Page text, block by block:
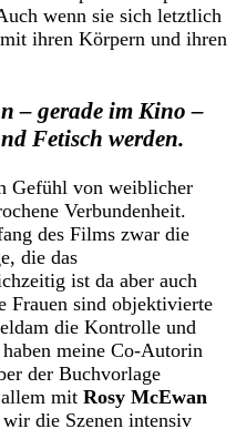
wenn sie sich letztlich
ihren Körpern und ihren
– gerade im Kino –
Fetisch werden.
Gefühl von weiblicher
Verbundenheit.
des Films zwar die
die das
ist da aber auch
Frauen sind objektivierte
die Kontrolle und
meine Co-Autorin
der Buchvorlage
mit Rosy McEwan
die Szenen intensiv